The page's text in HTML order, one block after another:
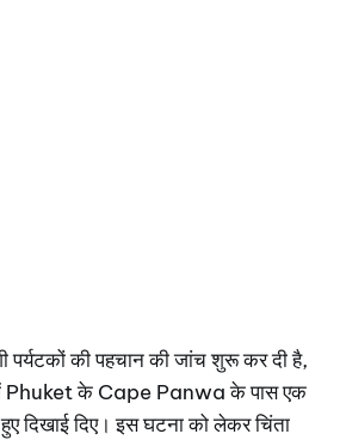
पर्यटकों की पहचान की जांच शुरू कर दी है,
में Phuket के Cape Panwa के पास एक
दिए। इस घटना को लेकर चिंता